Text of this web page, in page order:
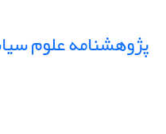
پژوهشنامه علوم